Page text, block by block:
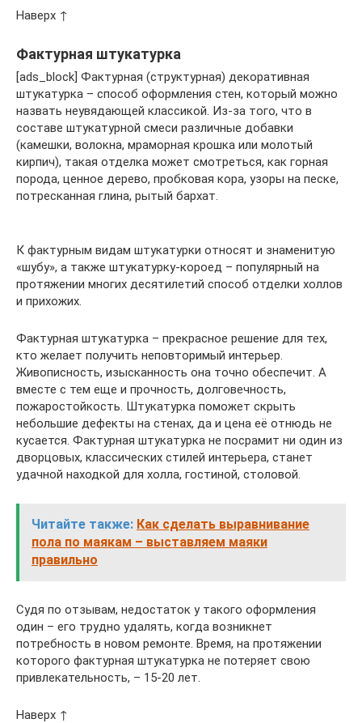
Наверх ↑
Фактурная штукатурка
[ads_block] Фактурная (структурная) декоративная
штукатурка – способ оформления стен, который можно
назвать неувядающей классикой. Из-за того, что в
составе штукатурной смеси различные добавки
(камешки, волокна, мраморная крошка или молотый
кирпич), такая отделка может смотреться, как горная
порода, ценное дерево, пробковая кора, узоры на песке,
потресканная глина, рытый бархат.
К фактурным видам штукатурки относят и знаменитую
«шубу», а также штукатурку-короед – популярный на
протяжении многих десятилетий способ отделки холлов
и прихожих.
Фактурная штукатурка – прекрасное решение для тех,
кто желает получить неповторимый интерьер.
Живописность, изысканность она точно обеспечит. А
вместе с тем еще и прочность, долговечность,
пожаростойкость. Штукатурка поможет скрыть
небольшие дефекты на стенах, да и цена её отнюдь не
кусается. Фактурная штукатурка не посрамит ни один из
дворцовых, классических стилей интерьера, станет
удачной находкой для холла, гостиной, столовой.
Читайте также: Как сделать выравнивание
пола по маякам – выставляем маяки
правильно
Судя по отзывам, недостаток у такого оформления
один – его трудно удалять, когда возникнет
потребность в новом ремонте. Время, на протяжении
которого фактурная штукатурка не потеряет свою
привлекательность, – 15-20 лет.
Наверх ↑